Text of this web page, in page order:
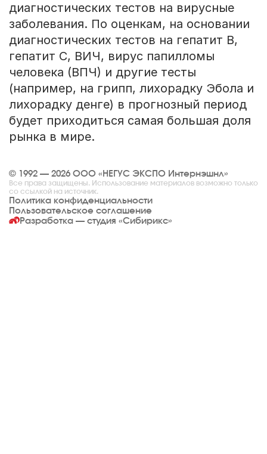
диагностических тестов на вирусные
заболевания. По оценкам, на основании
диагностических тестов на гепатит B,
гепатит C, ВИЧ, вирус папилломы
человека (ВПЧ) и другие тесты
(например, на грипп, лихорадку Эбола и
лихорадку денге) в прогнозный период
будет приходиться самая большая доля
рынка в мире.
© 1992 — 2026 ООО «НЕГУС ЭКСПО Интернэшнл»
Все права защищены. Использование материалов возможно только
со ссылкой на источник.
Политика конфиденциальности
Пользовательское соглашение
Разработка — студия «Сибирикс»